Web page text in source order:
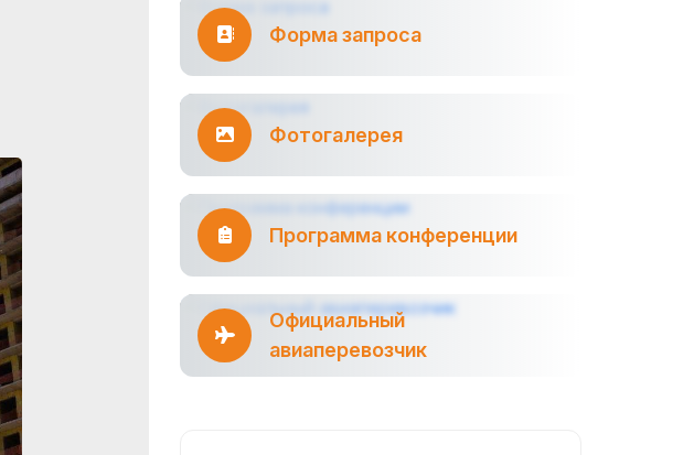
Форма запроса
Фотогалерея
Программа конференции
Официальный
авиаперевозчик